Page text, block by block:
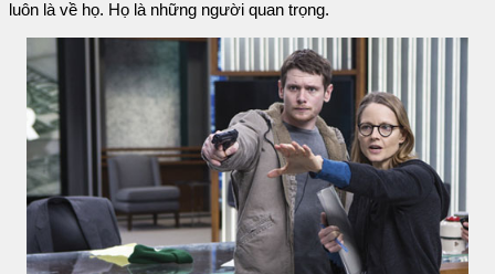
luôn là về họ. Họ là những người quan trọng.